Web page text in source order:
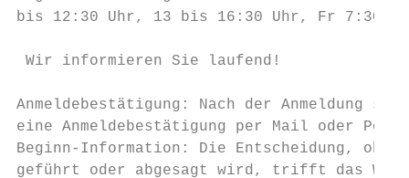
bis 12:30 Uhr, 13 bis 16:30 Uhr, Fr 7:30
Wir informieren Sie laufend!
Anmeldebestätigung: Nach der Anmeldung
eine Anmeldebestätigung per Mail oder Post.
Beginn-Information: Die Entscheidung, ob
ge­führt oder abgesagt wird, trifft das WIFI